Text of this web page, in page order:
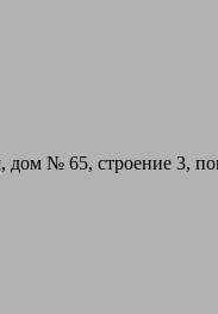
дом № 65, строение 3,